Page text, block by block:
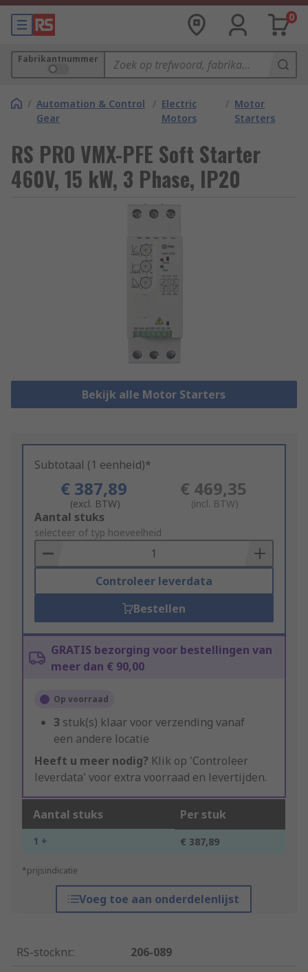
0
Fabrikantnummer
/ Automation & Control
Gear
/ Electric
Motors
/ Motor
Starters
RS PRO VMX-PFE Soft Starter
460V, 15 kW, 3 Phase, IP20
Bekijk alle Motor Starters
Subtotaal (1 eenheid)*
€ 387,89
(excl. BTW)
€ 469,35
(incl. BTW)
Add
to
Basket
Aantal stuks
selecteer of typ hoeveelheid
Controleer leverdata
Bestellen
GRATIS bezorging voor bestellingen van
meer dan € 90,00
Op voorraad
3 stuk(s) klaar voor verzending vanaf
een andere locatie
Heeft u meer nodig? Klik op 'Controleer
leverdata' voor extra voorraad en levertijden.
Aantal stuks Per stuk
1 + € 387,89
*prijsindicatie
Voeg toe aan onderdelenlijst
RS-stocknr.:
206-089